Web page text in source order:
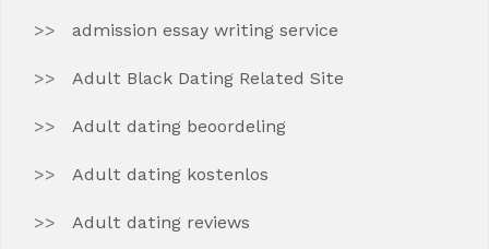
admission essay writing service
Adult Black Dating Related Site
Adult dating beoordeling
Adult dating kostenlos
Adult dating reviews